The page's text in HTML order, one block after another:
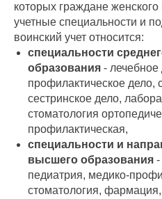
которых граждане
учетные специальности и
воинский учет относится:
специальности
образования - лечебное
профилактическое дело,
сестринское дело,
стоматология
профилактическая,
специальности и
высшего образования -
педиатрия, медико-
стоматология, фармация,